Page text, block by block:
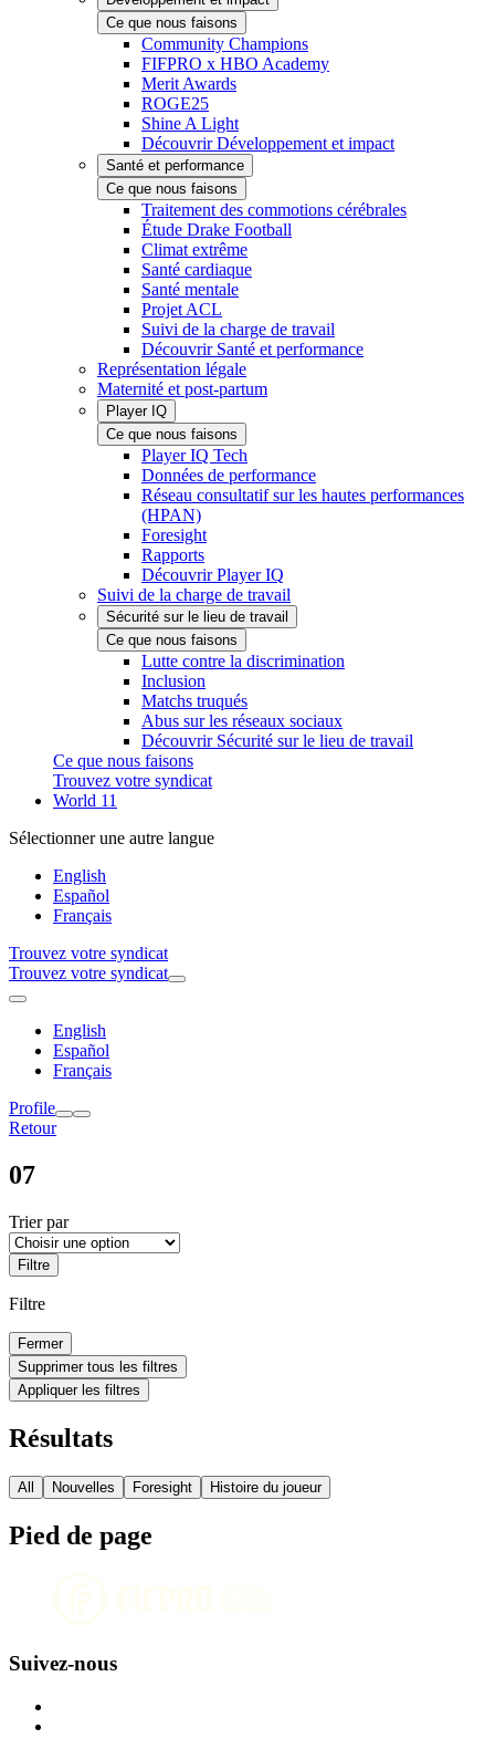
Ce que nous faisons
Community Champions
FIFPRO x HBO Academy
Merit Awards
ROGE25
Shine A Light
Découvrir Développement et impact
Santé et performance
Ce que nous faisons
Traitement des commotions cérébrales
Étude Drake Football
Climat extrême
Santé cardiaque
Santé mentale
Projet ACL
Suivi de la charge de travail
Découvrir Santé et performance
Représentation légale
Maternité et post-partum
Player IQ
Ce que nous faisons
Player IQ Tech
Données de performance
Réseau consultatif sur les hautes performances
(HPAN)
Foresight
Rapports
Découvrir Player IQ
Suivi de la charge de travail
Sécurité sur le lieu de travail
Ce que nous faisons
Lutte contre la discrimination
Inclusion
Matchs truqués
Abus sur les réseaux sociaux
Découvrir Sécurité sur le lieu de travail
Ce que nous faisons
Trouvez votre syndicat
World 11
Sélectionner une autre langue
English
Español
Français
Trouvez votre syndicat
Trouvez votre syndicat
English
Español
Français
Profile
Retour
07
Trier par
Filtre
Filtre
Fermer
Supprimer tous les filtres
Appliquer les filtres
Résultats
All Nouvelles Foresight Histoire du joueur
Pied de page
Suivez-nous